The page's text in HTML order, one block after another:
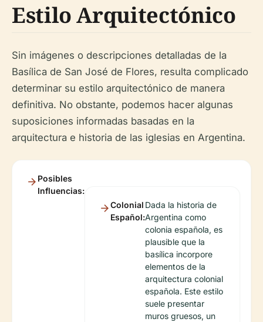
Estilo Arquitectónico
Sin imágenes o descripciones detalladas de la
Basílica de San José de Flores, resulta complicado
determinar su estilo arquitectónico de manera
definitiva. No obstante, podemos hacer algunas
suposiciones informadas basadas en la
arquitectura e historia de las iglesias en Argentina.
Posibles
Influencias:
Colonial
Español:
Dada la historia de
Argentina como
colonia española, es
plausible que la
basílica incorpore
elementos de la
arquitectura colonial
española. Este estilo
suele presentar
muros gruesos, un